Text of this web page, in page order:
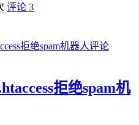
评论 3
拒绝spam机